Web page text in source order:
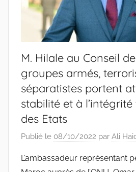
M. Hilale au Conseil
groupes armés,
séparatistes portent
stabilité et à
des Etats
Publié le 08/10/2022 par Ali
L’ambassadeur représentant